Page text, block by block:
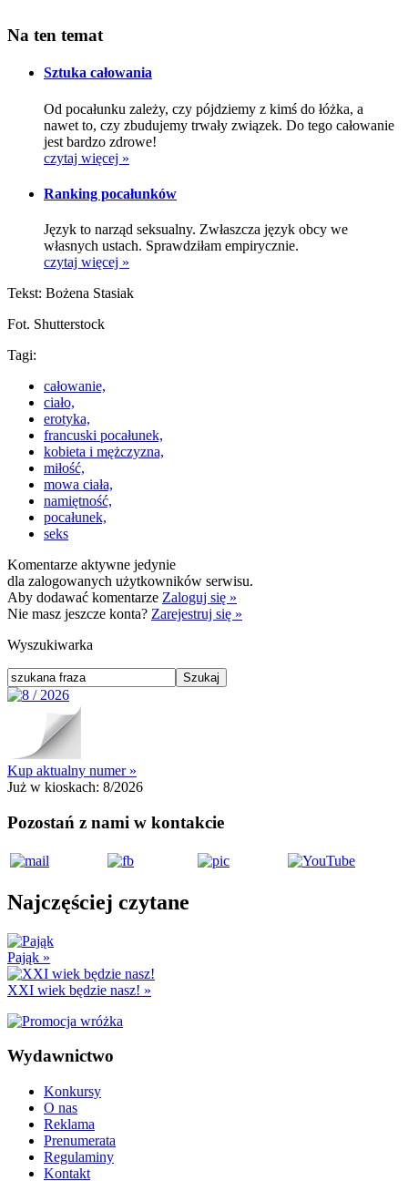
Na ten temat
Sztuka całowania
Od pocałunku zależy, czy pójdziemy z kimś do łóżka, a
nawet to, czy zbudujemy trwały związek. Do tego całowanie
jest bardzo zdrowe!
czytaj więcej »
Ranking pocałunków
Język to narząd seksualny. Zwłaszcza język obcy we
własnych ustach. Sprawdziłam empirycznie.
czytaj więcej »
Tekst: Bożena Stasiak
Fot. Shutterstock
Tagi:
całowanie,
ciało,
erotyka,
francuski pocałunek,
kobieta i mężczyzna,
miłość,
mowa ciała,
namiętność,
pocałunek,
seks
Komentarze aktywne jedynie
dla zalogowanych użytkowników serwisu.
Aby dodawać komentarze Zaloguj się »
Nie masz jeszcze konta? Zarejestruj się »
Wyszukiwarka
Kup aktualny numer »
Już w kioskach: 8/2026
Pozostań z nami w kontakcie
Najczęściej czytane
Pająk »
XXI wiek będzie nasz! »
Wydawnictwo
Konkursy
O nas
Reklama
Prenumerata
Regulaminy
Kontakt